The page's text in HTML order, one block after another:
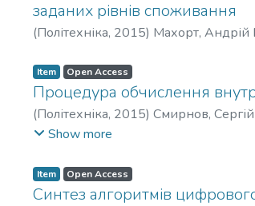
заданих рівнів споживання
(Політехніка, 2015) Махорт, Андрій
Item Open Access
Процедура обчислення
(Політехніка, 2015) Смирнов,
Tereshchenko, I. M.
Show more
Item Open Access
Синтез алгоритмів